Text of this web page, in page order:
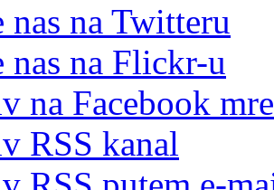
nas na Twitteru
nas na Flickr-u
na Facebook
RSS kanal